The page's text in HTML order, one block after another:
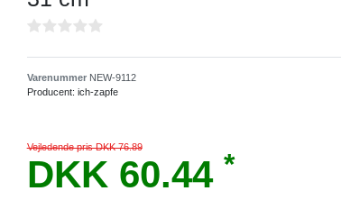
Varenummer NEW-9112
Producent: ich-zapfe
Vejledende pris DKK 76.89
DKK 60.44 *